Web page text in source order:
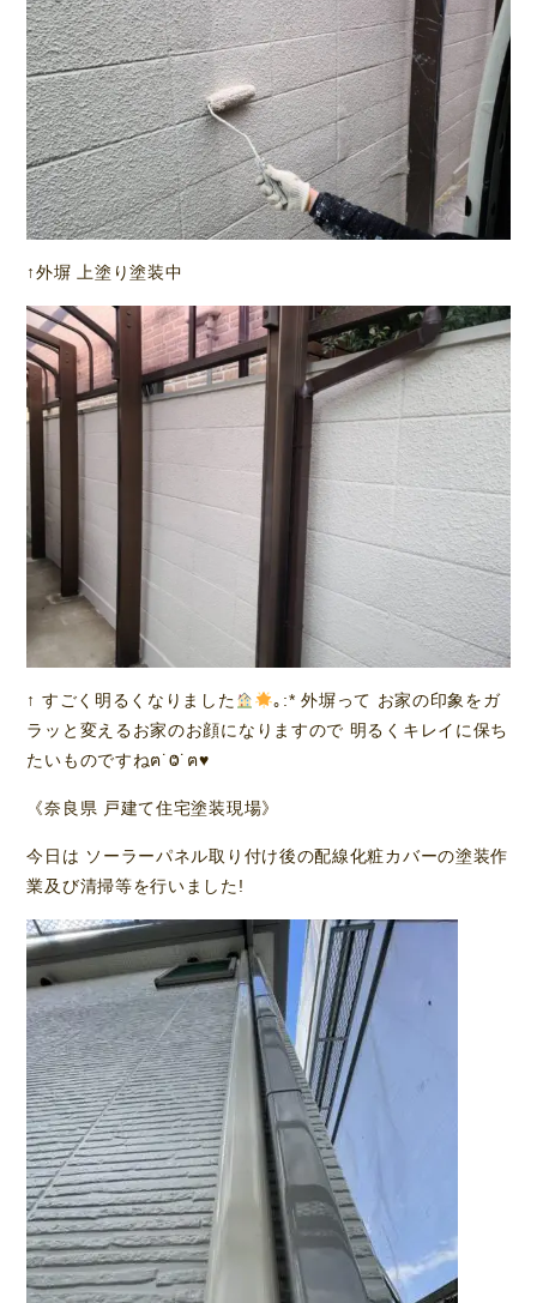
↑外塀 上塗り塗装中
↑ すごく明るくなりました
｡:* 外塀って お家の印象をガ
ラッと変えるお家のお顔になりますので 明るくキレイに保ち
たいものですねฅ˙Ⱉ˙ฅ♥️
《奈良県 戸建て住宅塗装現場》
今日は ソーラーパネル取り付け後の配線化粧カバーの塗装作
業及び清掃等を行いました!